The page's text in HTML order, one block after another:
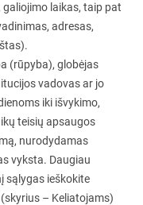
laikas, taip pat
adresas,
(rūpyba), globėjas
vadovas ar jo
iki išvykimo,
teisių apsaugos
nurodydamas
vyksta. Daugiau
sąlygas ieškokite
– Keliatojams)